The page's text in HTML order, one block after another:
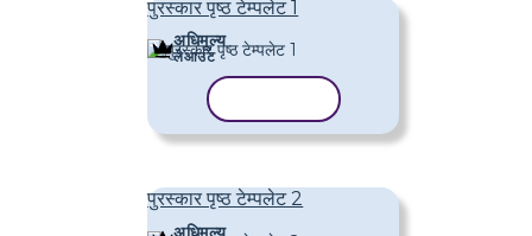
पुरस्कार पृष्ठ टेम्पलेट 1
अधिमूल्य
लेआउट
पुरस्कार पृष्ठ टेम्पलेट 2
अधिमूल्य